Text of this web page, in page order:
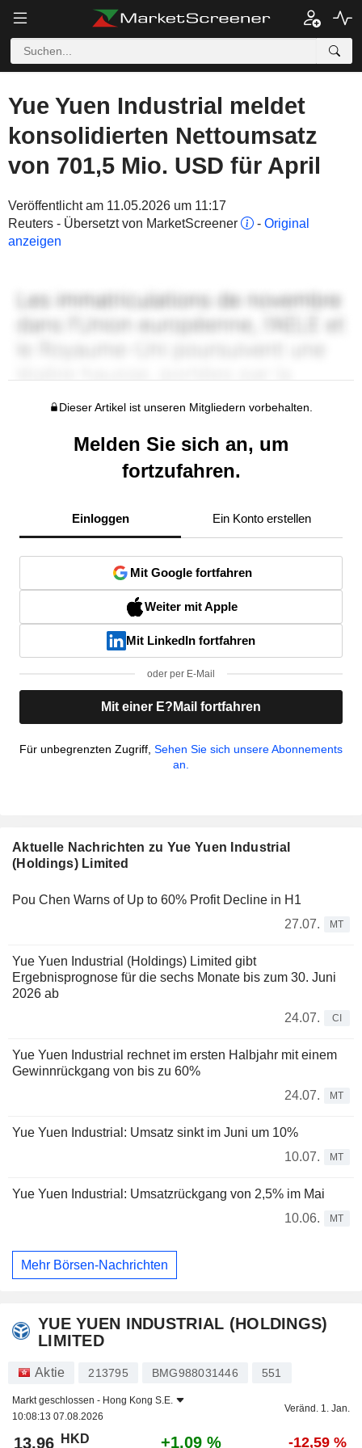
Yue Yuen Industrial meldet
konsolidierten Nettoumsatz
von 701,5 Mio. USD für April
Veröffentlicht am 11.05.2026 um 11:17
Reuters - Übersetzt von MarketScreener
- Original
anzeigen
Dieser Artikel ist unseren Mitgliedern vorbehalten.
Melden Sie sich an, um
fortzufahren.
Einloggen Ein Konto erstellen
Mit Google fortfahren
Weiter mit Apple
Mit LinkedIn fortfahren
oder per E-Mail
Mit einer E?Mail fortfahren
Für unbegrenzten Zugriff, Sehen Sie sich unsere Abonnements
an.
Aktuelle Nachrichten zu Yue Yuen Industrial
(Holdings) Limited
Pou Chen Warns of Up to 60% Profit Decline in H1
27.07.
MT
Yue Yuen Industrial (Holdings) Limited gibt
Ergebnisprognose für die sechs Monate bis zum 30. Juni
2026 ab
24.07.
CI
Yue Yuen Industrial rechnet im ersten Halbjahr mit einem
Gewinnrückgang von bis zu 60%
24.07.
MT
Yue Yuen Industrial: Umsatz sinkt im Juni um 10%
10.07.
MT
Yue Yuen Industrial: Umsatzrückgang von 2,5% im Mai
10.06.
MT
Mehr Börsen-Nachrichten
YUE YUEN INDUSTRIAL (HOLDINGS)
LIMITED
Aktie 213795 BMG988031446 551
Markt geschlossen - Hong Kong S.E.
10:08:13 07.08.2026
Veränd. 1. Jan.
13,96 HKD +1,09 % -12,59 %